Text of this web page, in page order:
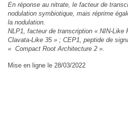
En réponse au nitrate, le facteur de
nodulation symbiotique, mais réprime
la nodulation.
NLP1, facteur de transcription « NIN-
Clavata-Like 35 » ; CEP1, peptide de
« Compact Root Architecture 2 ».
Mise en ligne le 28/03/2022